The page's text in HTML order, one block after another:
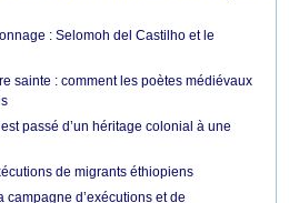
: Selomoh del Castilho et le
sainte : comment les poètes médiévaux
passé d’un héritage colonial à une
de migrants éthiopiens
campagne d’exécutions et de